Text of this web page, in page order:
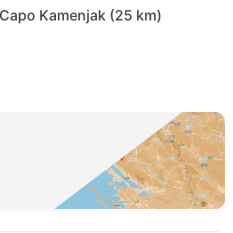
Kamenjak (25 km)